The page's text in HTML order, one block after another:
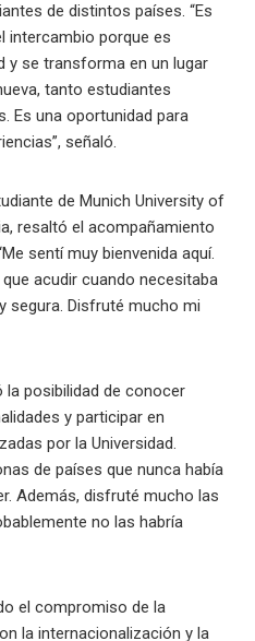
de distintos países. “Es
intercambio porque es
y se transforma en un lugar
tanto estudiantes
Es una oportunidad para
señaló.
de Munich University of
resaltó el acompañamiento
sentí muy bienvenida aquí.
acudir cuando necesitaba
segura. Disfruté mucho mi
la posibilidad de conocer
y participar en
por la Universidad.
de países que nunca había
Además, disfruté mucho las
no las habría
el compromiso de la
la internacionalización y la